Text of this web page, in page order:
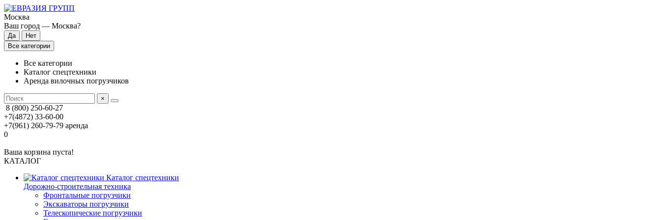
Москва
Ваш город — Москва?
Все категории
Все категории
Каталог спецтехники
Аренда вилочных погрузчиков
×
8 (800) 250-60-27
+7(4872) 33-60-00
+7(961) 260-79-79 аренда
0
Ваша корзина пуста!
КАТАЛОГ
Каталог спецтехники
Дорожно-строительная техника
Фронтальные погрузчики
Экскаваторы погрузчики
Телескопические погрузчики